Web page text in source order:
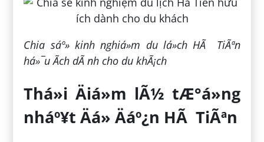
Chia sáº» kinh nghiá»m du lá»ch HÃ TiÃªn
há»¯u Ã­ch dÃ nh cho du khÃ¡ch
Thá»i Äiá»m lÃ½ tÆ°á»ng
nháº¥t Äá» Äáº¿n HÃ TiÃªn